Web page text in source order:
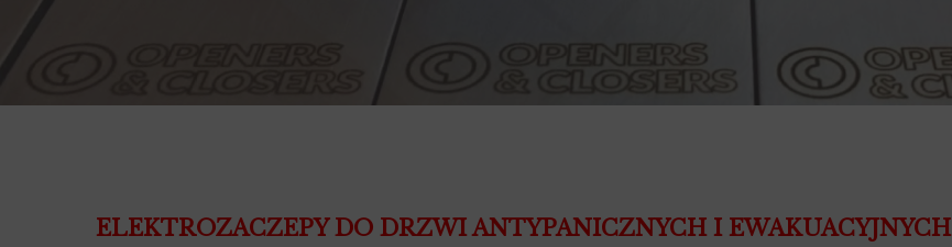
ELEKTROZACZEPY DO DRZWI ANTYPANICZNYCH I EWAKUACYJNYCH